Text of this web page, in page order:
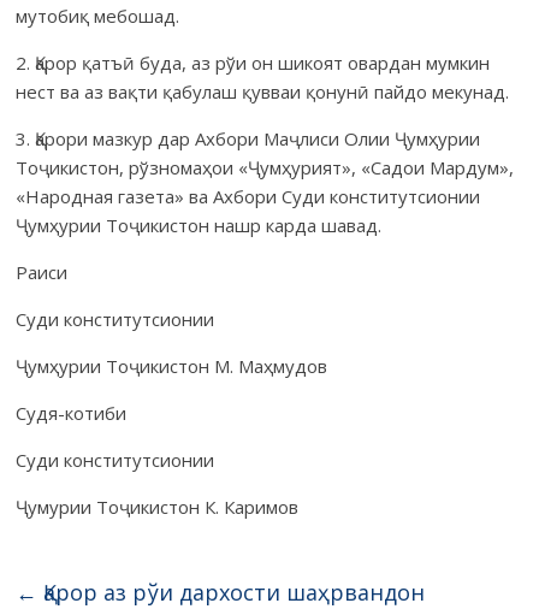
мутобиқ мебошад.
2. Қарор қатъӣ буда, аз рўи он шикоят овардан мумкин
нест ва аз вақти қабулаш қувваи қонунӣ пайдо мекунад.
3. Қарори мазкур дар Ахбори Маҷлиси Олии Ҷумҳурии
Тоҷи­кистон, рўзномаҳои «Ҷумҳурият», «Садои Мардум»,
«Народная газета» ва Ахбори Суди конститутсионии
Ҷумҳурии Тоҷикистон нашр карда шавад.
Раиси
Суди конститутсионии
Ҷумҳурии Тоҷикистон М. Маҳмудов
Судя-котиби
Суди конститутсионии
Ҷумурии Тоҷикистон К. Каримов
← Қарор аз рўи дархости шаҳрвандон